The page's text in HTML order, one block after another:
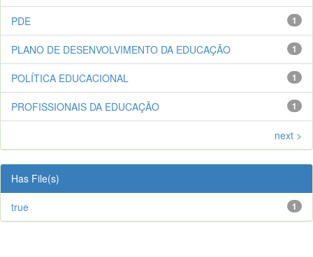
1
PDE
1
PLANO DE DESENVOLVIMENTO DA EDUCAÇÃO
1
POLÍTICA EDUCACIONAL
1
PROFISSIONAIS DA EDUCAÇÃO
next >
Has File(s)
1
true